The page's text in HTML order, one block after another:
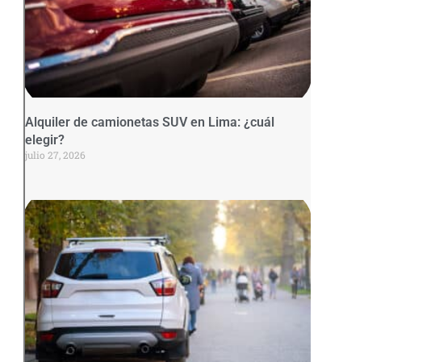
Alquiler de camionetas SUV en Lima: ¿cuál
elegir?
julio 27, 2026